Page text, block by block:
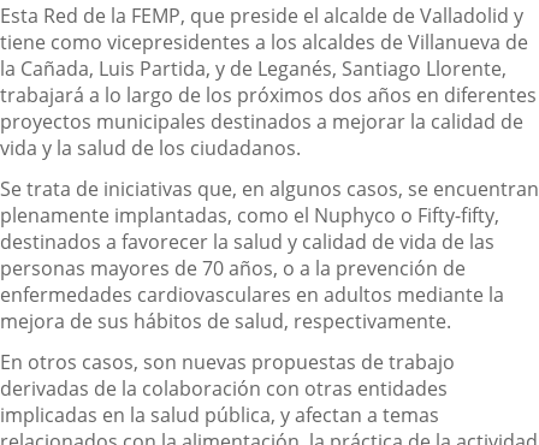
Esta Red de la FEMP, que preside el alcalde de Valladolid y
tiene como vicepresidentes a los alcaldes de Villanueva de
la Cañada, Luis Partida, y de Leganés, Santiago Llorente,
trabajará a lo largo de los próximos dos años en diferentes
proyectos municipales destinados a mejorar la calidad de
vida y la salud de los ciudadanos.
Se trata de iniciativas que, en algunos casos, se encuentran
plenamente implantadas, como el Nuphyco o Fifty-fifty,
destinados a favorecer la salud y calidad de vida de las
personas mayores de 70 años, o a la prevención de
enfermedades cardiovasculares en adultos mediante la
mejora de sus hábitos de salud, respectivamente.
En otros casos, son nuevas propuestas de trabajo
derivadas de la colaboración con otras entidades
implicadas en la salud pública, y afectan a temas